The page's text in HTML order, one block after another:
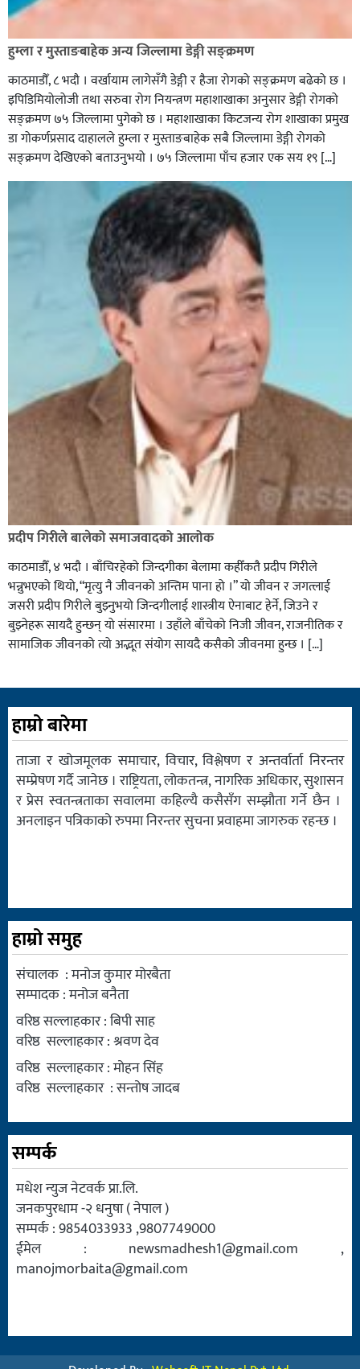
हुम्ला र मुस्ताङबाहेक अन्य जिल्लामा डेङ्गी सङ्क्रमण
काठमाडौँ, ८ भदौ । वर्खायाम लागेसँगै डेङ्गी र हैजा रोगको सङ्क्रमण बढेको छ ।
इपिडिमियोलोजी तथा सरुवा रोग नियन्त्रण महाशाखाका अनुसार डेङ्गी रोगको
सङ्क्रमण ७५ जिल्लामा पुगेको छ । महाशाखाका किटजन्य रोग शाखाका प्रमुख
डा गोकर्णप्रसाद दाहालले हुम्ला र मुस्ताङबाहेक सबै जिल्लामा डेङ्गी रोगको
सङ्क्रमण देखिएको बताउनुभयो । ७५ जिल्लामा पाँच हजार एक सय १९ […]
प्रदीप गिरीले बालेको समाजवादको आलोक
काठमाडौँ, ४ भदौ । बाँचिरहेको जिन्दगीका बेलामा कहीँकतै प्रदीप गिरीले
भन्नुभएको थियो, “मृत्यु नै जीवनको अन्तिम पाना हो ।” यो जीवन र जगत्लाई
जसरी प्रदीप गिरीले बुझ्नुभयो जिन्दगीलाई शास्त्रीय ऐनाबाट हेर्ने, जिउने र
बुझ्नेहरू सायदै हुन्छन् यो संसारमा । उहाँले बाँचेको निजी जीवन, राजनीतिक र
सामाजिक जीवनको त्यो अद्भूत संयोग सायदै कसैको जीवनमा हुन्छ । […]
हाम्रो बारेमा
ताजा र खोजमूलक समाचार, विचार, विश्लेषण र अन्तर्वार्ता निरन्तर
सम्प्रेषण गर्दै जानेछ । राष्ट्रियता, लोकतन्त्र, नागरिक अधिकार, सुशासन
र प्रेस स्वतन्त्रताका सवालमा कहिल्यै कसैसँग सम्झौता गर्ने छैन ।
अनलाइन पत्रिकाको रुपमा निरन्तर सुचना प्रवाहमा जागरुक रहन्छ ।
हाम्रो समुह
संचालक : मनोज कुमार मोरबैता
सम्पादक : मनोज बनैता
वरिष्ठ सल्लाहकार : बिपी साह
वरिष्ठ सल्लाहकार : श्रवण देव
वरिष्ठ सल्लाहकार : मोहन सिंह
वरिष्ठ सल्लाहकार : सन्तोष जादब
सम्पर्क
मधेश न्युज नेटवर्क प्रा.लि.
जनकपुरधाम -२ धनुषा ( नेपाल )
सम्पर्क : 9854033933 ,9807749000
ईमेल : newsmadhesh1@gmail.com ,
manojmorbaita@gmail.com